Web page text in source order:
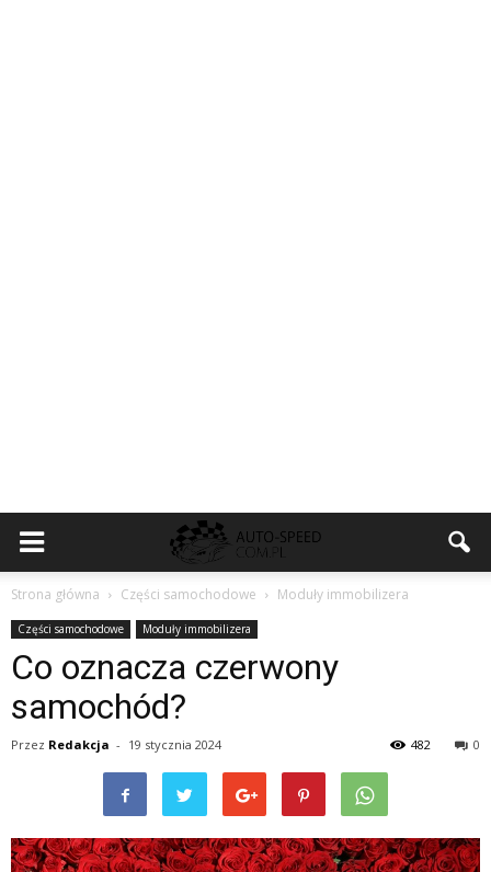
Strona główna Części samochodowe Moduły immobilizera
Części samochodowe Moduły immobilizera
Co oznacza czerwony
samochód?
Przez Redakcja - 19 stycznia 2024 0
482